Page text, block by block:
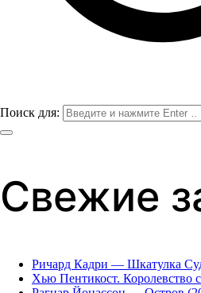
Поиск для:
Свежие
Ричард Кадри — Шкатулка
Хью Пентикост. Королевство